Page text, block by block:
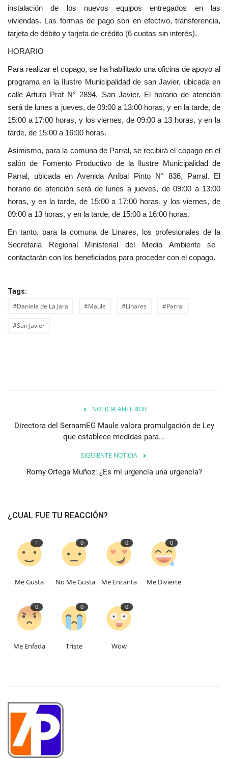
instalación de los nuevos equipos entregados en las
viviendas. Las formas de pago son en efectivo, transferencia,
tarjeta de débito y tarjeta de crédito (6 cuotas sin interés).
HORARIO
Para realizar el copago, se ha habilitado una oficina de apoyo al
programa en la Ilustre Municipalidad de san Javier, ubicada en
calle Arturo Prat N° 2894, San Javier. El horario de atención
será de lunes a jueves, de 09:00 a 13:00 horas, y en la tarde, de
15:00 a 17:00 horas, y los viernes, de 09:00 a 13 horas, y en la
tarde, de 15:00 a 16:00 horas.
Asimismo, para la comuna de Parral, se recibirá el copago en el
salón de Fomento Productivo de la Ilustre Municipalidad de
Parral, ubicada en Avenida Aníbal Pinto N° 836, Parral. El
horario de atención será de lunes a jueves, de 09:00 a 13:00
horas, y en la tarde, de 15:00 a 17:00 horas, y los viernes, de
09:00 a 13 horas, y en la tarde, de 15:00 a 16:00 horas.
En tanto, para la comuna de Linares, los profesionales de la
Secretaria Regional Ministerial del Medio Ambiente se
contactarán con los beneficiados para proceder con el copago.
Tags:
#Daniela de La Jara #Maule #Linares #Parral
#San Javier
NOTICIA ANTERIOR
Directora del SernamEG Maule valora promulgación de Ley
que establece medidas para...
SIGUIENTE NOTICIA
Romy Ortega Muñoz: ¿Es mi urgencia una urgencia?
¿CUAL FUE TU REACCIÓN?
1
Me Gusta
0
No Me Gusta
0
Me Encanta
0
Me Divierte
0
Me Enfada
0
Triste
0
Wow